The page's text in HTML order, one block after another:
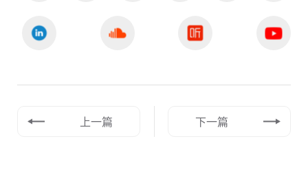
上一篇 下一篇